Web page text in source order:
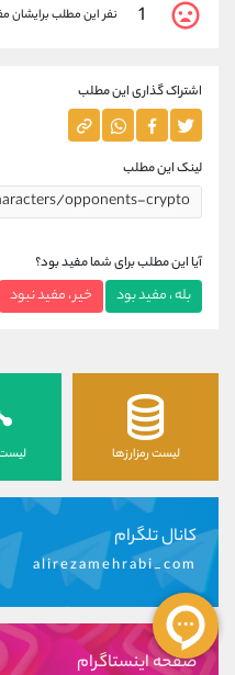
1 نفر این مطلب برایشان
اشتراک گذاری این مطلب
لینک این مطلب
آیا این مطلب برای شما مفید بود؟
بله ، مفید بود خیر ، مفید نبود
لیست رمزارزها
کانال تلگرام
alirezamehrabi_com
صفحه اینستاگرام